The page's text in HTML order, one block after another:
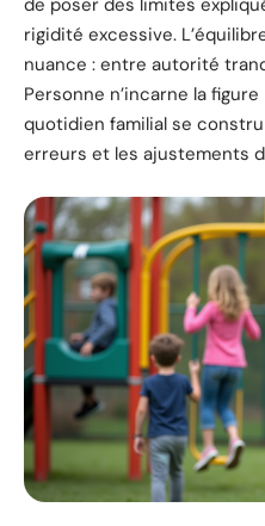
de poser des limites
rigidité excessive.
nuance : entre autorité
Personne n’incarne la
quotidien familial se
erreurs et les ajustements